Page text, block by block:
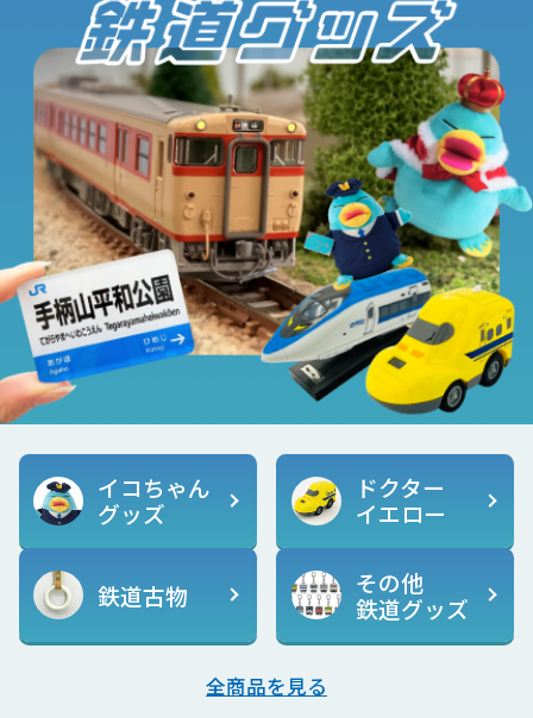
イコちゃん
グッズ
ドクター
イエロー
鉄道古物
その他
鉄道グッズ
全商品を見る